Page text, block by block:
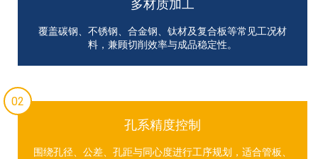
多材质加工
覆盖碳钢、不锈钢、合金钢、钛材及复合板等常见工况材
料，兼顾切削效率与成品稳定性。
02
孔系精度控制
围绕孔径、公差、孔距与同心度进行工序规划，适合管板、